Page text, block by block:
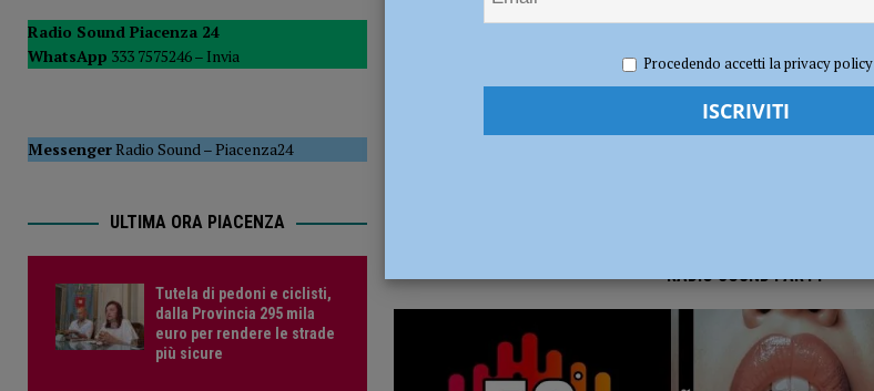
POLITICA
[ 5 Agosto 2026 ] Caldo estremo e asili nido, Tagliaferri (FdI): “Verificare subito la situazione nella provincia di Piacenza”
RADIO SOUND PARTY
Radio Sound Piacenza 24
WhatsApp 333 7575246 – Invia
MessengerRadio Sound–Piacenza24
ULTIMA ORA PIACENZA
Tutela di pedoni e ciclisti,
dalla Provincia 295 mila
euro per rendere le strade
più sicure
Procedendo accetti la privacy policy